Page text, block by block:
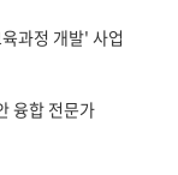
과정 개발' 사업
융합 전문가